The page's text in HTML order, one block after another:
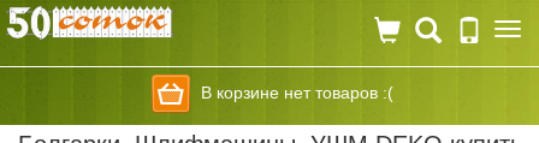
В корзине нет товаров :(